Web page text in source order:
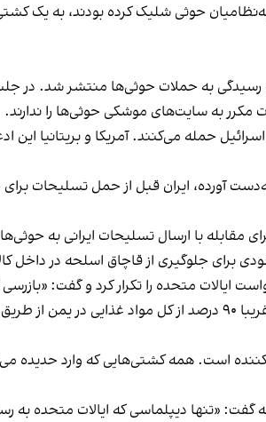
حوثی شلیک کرده بودند، به یک
رسیدگی به حملات حوثی‌ها منتشر شد. در
مکرر به سایت‌های موشکی حوثی‌ها را ندارند.
حمله می‌کنند. آمریکا و بریتانیا این
آورده، ایران قبل از حمل تسلیحات برای
ایالات متحده را تکرار کرد و گفت:
مناطق تحت کنترل حوثی‌ها و در عین حال حفظ جریان کالا به یمن، اساسی
است. همه کشتی‌هایی که وارد حدیده
«تنها دیپلماسی که ایالات متحده